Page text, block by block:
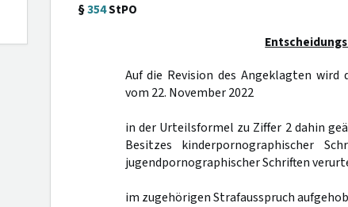
§354StPO
Auf die Revision des Angeklagten
vom 22. November 2022
in der Urteilsformel zu Ziffer 2 dahin
Besitzes kinderpornographischer
jugendpornographischer Schriften
im zugehörigen Strafausspruch